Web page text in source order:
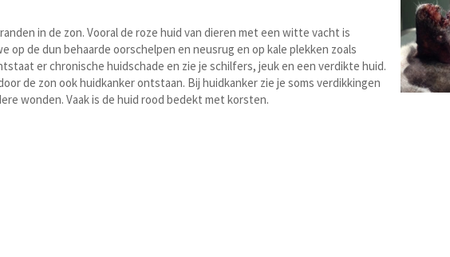
in de zon. Vooral de roze huid van dieren met een witte vacht is
op de dun behaarde oorschelpen en neusrug en op kale plekken zoals
er chronische huidschade en zie je schilfers, jeuk en een verdikte huid.
de zon ook huidkanker ontstaan. Bij huidkanker zie je soms verdikkingen
wonden. Vaak is de huid rood bedekt met korsten.